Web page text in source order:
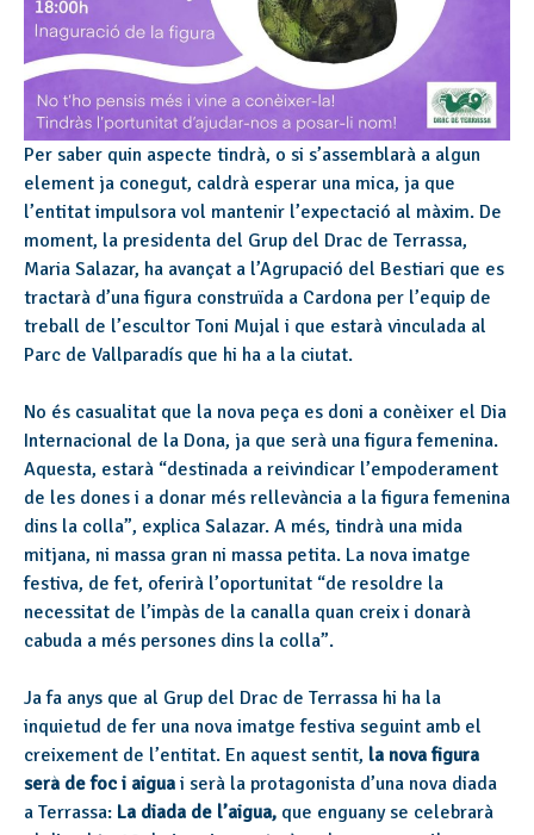
Per saber quin aspecte tindrà, o si s’assemblarà a algun
element ja conegut, caldrà esperar una mica, ja que
l’entitat impulsora vol mantenir l’expectació al màxim. De
moment, la presidenta del Grup del Drac de Terrassa,
Maria Salazar, ha avançat a l’Agrupació del Bestiari que es
tractarà d’una figura construïda a Cardona per l’equip de
treball de l’escultor Toni Mujal i que estarà vinculada al
Parc de Vallparadís que hi ha a la ciutat.
No és casualitat que la nova peça es doni a conèixer el Dia
Internacional de la Dona, ja que serà una figura femenina.
Aquesta, estarà “destinada a reivindicar l’empoderament
de les dones i a donar més rellevància a la figura femenina
dins la colla”, explica Salazar. A més, tindrà una mida
mitjana, ni massa gran ni massa petita. La nova imatge
festiva, de fet, oferirà l’oportunitat “de resoldre la
necessitat de l’impàs de la canalla quan creix i donarà
cabuda a més persones dins la colla”.
Ja fa anys que al Grup del Drac de Terrassa hi ha la
inquietud de fer una nova imatge festiva seguint amb el
creixement de l’entitat. En aquest sentit, la nova figura
serà de foc i aigua i serà la protagonista d’una nova diada
a Terrassa: La diada de l’aigua, que enguany se celebrarà